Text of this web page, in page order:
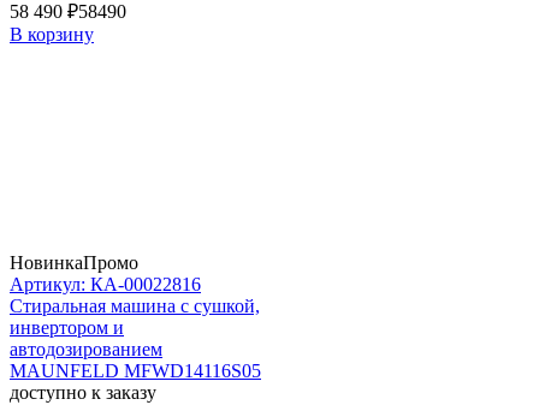
58 490 ₽58490
В корзину
НовинкаПромо
Артикул: КА-00022816
Стиральная машина c сушкой,
инвертором и
автодозированием
MAUNFELD MFWD14116S05
доступно к заказу